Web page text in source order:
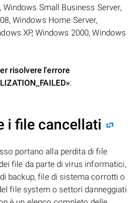
Windows Small Business Server,
Windows Home Server,
XP, Windows 2000, Windows
risolvere l'errore
:
i file cancellati
portano alla perdita di file
file da parte di virus informatici,
backup, file di sistema corrotti o
file system o settori danneggiati